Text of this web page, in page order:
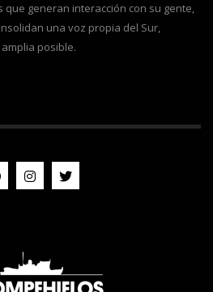
generan interacción con su gente,
una voz propia del Sur,
posible.